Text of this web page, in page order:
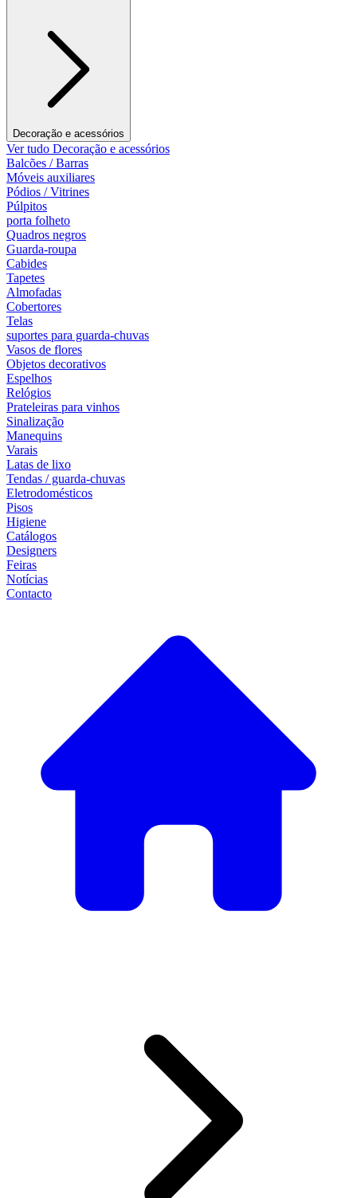
Decoração e acessórios
Ver tudo Decoração e acessórios
Balcões / Barras
Móveis auxiliares
Pódios / Vitrines
Púlpitos
porta folheto
Quadros negros
Guarda-roupa
Cabides
Tapetes
Almofadas
Cobertores
Telas
suportes para guarda-chuvas
Vasos de flores
Objetos decorativos
Espelhos
Relógios
Prateleiras para vinhos
Sinalização
Manequins
Varais
Latas de lixo
Tendas / guarda-chuvas
Eletrodomésticos
Pisos
Higiene
Catálogos
Designers
Feiras
Notícias
Contacto